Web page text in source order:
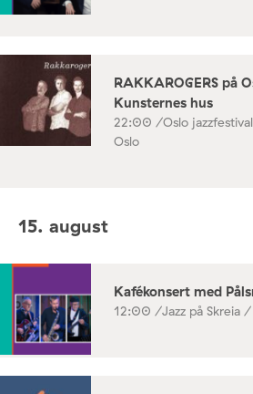
RAKKAROGERS på
Kunsternes hus
22:00 /Oslo
Oslo
15. august
Kafékonsert med
12:00 /Jazz på Skreia